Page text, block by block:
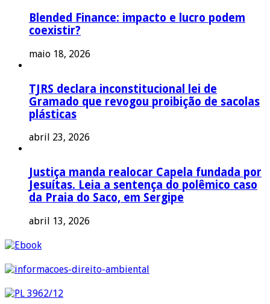
Blended Finance: impacto e lucro podem
coexistir?
maio 18, 2026
TJRS declara inconstitucional lei de
Gramado que revogou proibição de sacolas
plásticas
abril 23, 2026
Justiça manda realocar Capela fundada por
Jesuítas. Leia a sentença do polêmico caso
da Praia do Saco, em Sergipe
abril 13, 2026